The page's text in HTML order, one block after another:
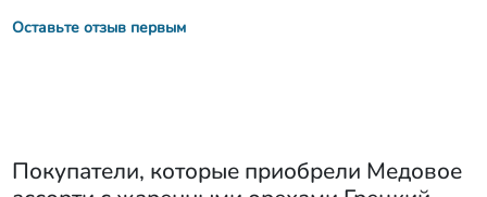
Оставьте отзыв первым
Покупатели, которые приобрели Медовое